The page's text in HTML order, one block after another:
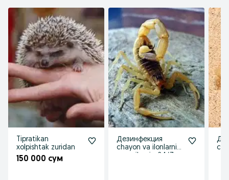
Tipratikan
xolpishtak zuridan
150 000 сум
Дезинфекция
chayon va ilonlarni